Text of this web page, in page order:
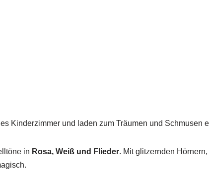
Kinderzimmer und laden zum Träumen und Schmusen
in Rosa, Weiß und Flieder. Mit glitzernden